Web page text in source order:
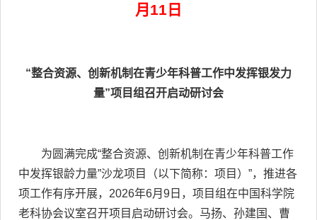
月11日
“整合资源、创新机制在青少年科普工作中发挥银发力
量”项目组召开启动研讨会
为圆满完成“整合资源、创新机制在青少年科普工作
中发挥银龄力量”沙龙项目（以下简称：项目）”，推进各
项工作有序开展，2026年6月9日，项目组在中国科学院
老科协会议室召开项目启动研讨会。马扬、孙建国、曹